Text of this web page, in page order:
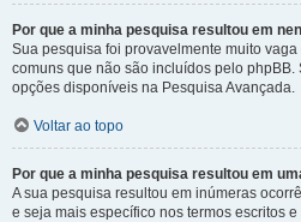
Por que a minha pesquisa resultou em
Sua pesquisa foi provavelmente muito
comuns que não são incluídos pelo
opções disponíveis na Pesquisa Avançada.
Voltar ao topo
Por que a minha pesquisa resultou em
A sua pesquisa resultou em inúmeras
e seja mais específico nos termos escritos